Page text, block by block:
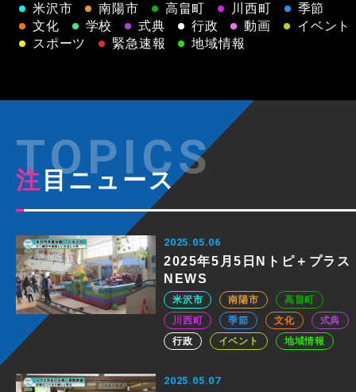
米沢市 南陽市 高畠町 川西町
季節
文化
学校 式典 行政 動画
イベント
スポーツ
緊急速報 地域情報
注目ニュース
2025.05.06
2025年5月5日Nトピ＋プラス
NEWS
米沢市 南陽市
高畠町
川西町
季節 文化
式典
行政
イベント 地域情報
2025.05.07